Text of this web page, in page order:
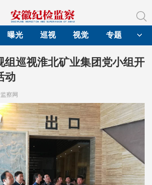
曝光 巡视 视觉 专题
组巡视淮北矿业集团党小组开
动
察网